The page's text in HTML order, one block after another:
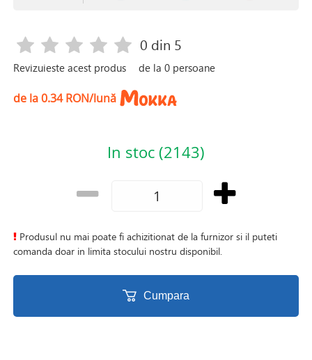
Revizuieste acest produs
0 din 5
de la0 persoane
de la 0.34 RON/lună
In stoc (2143)
Produsul nu mai poate fi achizitionat de la furnizor si il puteti
comanda doar in limita stocului nostru disponibil.
Cumpara